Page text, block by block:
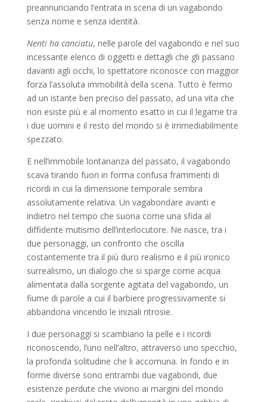
preannunciando l’entrata in scena di un vagabondo
senza nome e senza identità.
Nenti ha canciatu, nelle parole del vagabondo e nel suo
incessante elenco di oggetti e dettagli che gli passano
davanti agli occhi, lo spettatore riconosce con maggior
forza l’assoluta immobilità della scena. Tutto è fermo
ad un istante ben preciso del passato, ad una vita che
non esiste più e al momento esatto in cui il legame tra
i due uomini e il resto del mondo si è irrimediabilmente
spezzato.
E nell’immobile lontananza del passato, il vagabondo
scava tirando fuori in forma confusa frammenti di
ricordi in cui la dimensione temporale sembra
assolutamente relativa. Un vagabondare avanti e
indietro nel tempo che suona come una sfida al
diffidente mutismo dell’interlocutore. Ne nasce, tra i
due personaggi, un confronto che oscilla
costantemente tra il più duro realismo e il più ironico
surrealismo, un dialogo che si sparge come acqua
alimentata dalla sorgente agitata del vagabondo, un
fiume di parole a cui il barbiere progressivamente si
abbandona vincendo le iniziali ritrosie.
I due personaggi si scambiano la pelle e i ricordi
riconoscendo, l’uno nell’altro, attraverso uno specchio,
la profonda solitudine che li accomuna. In fondo e in
forme diverse sono entrambi due vagabondi, due
esistenze perdute che vivono ai margini del mondo